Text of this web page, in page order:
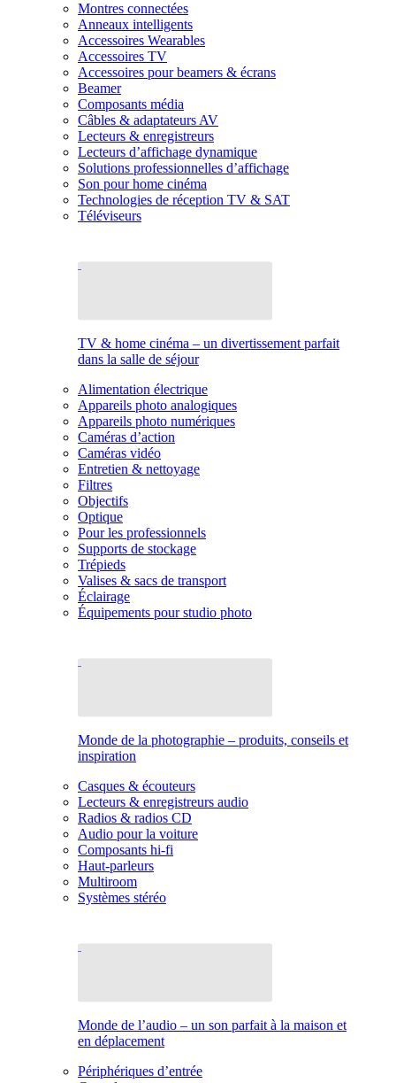
Montres connectées
Anneaux intelligents
Accessoires Wearables
Accessoires TV
Accessoires pour beamers & écrans
Beamer
Composants média
Câbles & adaptateurs AV
Lecteurs & enregistreurs
Lecteurs d’affichage dynamique
Solutions professionnelles d’affichage
Son pour home cinéma
Technologies de réception TV & SAT
Téléviseurs
TV & home cinéma – un divertissement parfait
dans la salle de séjour
Alimentation électrique
Appareils photo analogiques
Appareils photo numériques
Caméras d’action
Caméras vidéo
Entretien & nettoyage
Filtres
Objectifs
Optique
Pour les professionnels
Supports de stockage
Trépieds
Valises & sacs de transport
Éclairage
Équipements pour studio photo
Monde de la photographie – produits, conseils et
inspiration
Casques & écouteurs
Lecteurs & enregistreurs audio
Radios & radios CD
Audio pour la voiture
Composants hi-fi
Haut-parleurs
Multiroom
Systèmes stéréo
Monde de l’audio – un son parfait à la maison et
en déplacement
Périphériques d’entrée